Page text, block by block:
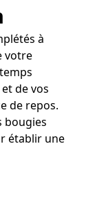
à
votre
de vos
de repos.
bougies
établir une